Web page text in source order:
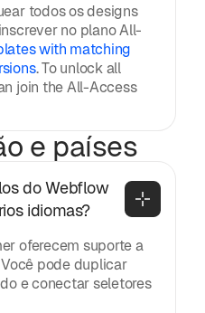
todos os designs
no plano All-
with matching
. To unlock all
join the All-Access
e países
do Webflow
idiomas?
oferecem suporte a
pode duplicar
e conectar seletores